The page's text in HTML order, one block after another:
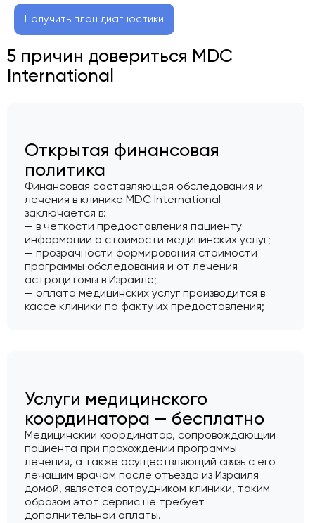
Получить план диагностики
5 причин довериться MDC
International
Открытая финансовая
политика
Финансовая составляющая обследования и
лечения в клинике MDC International
заключается в:
— в четкости предоставления пациенту
информации о стоимости медицинских услуг;
— прозрачности формирования стоимости
программы обследования и от лечения
астроцитомы в Израиле;
— оплата медицинских услуг производится в
кассе клиники по факту их предоставления;
Услуги медицинского
координатора — бесплатно
Медицинский координатор, сопровождающий
пациента при прохождении программы
лечения, а также осуществляющий связь с его
лечащим врачом после отъезда из Израиля
домой, является сотрудником клиники, таким
образом этот сервис не требует
дополнительной оплаты.